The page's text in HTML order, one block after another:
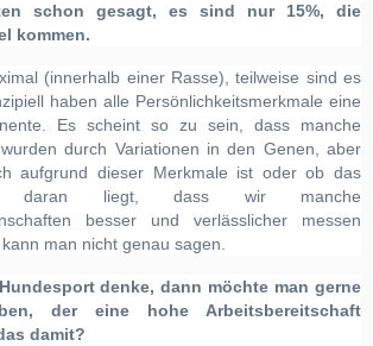
schon gesagt, es sind nur 15%, die
kommen.
(innerhalb einer Rasse), teilweise sind es
haben alle Persönlichkeitsmerkmale eine
Es scheint so zu sein, dass manche
durch Variationen in den Genen, aber
aufgrund dieser Merkmale ist oder ob das
daran liegt, dass wir manche
besser und verlässlicher messen
man nicht genau sagen.
denke, dann möchte man gerne
der eine hohe Arbeitsbereitschaft
damit?